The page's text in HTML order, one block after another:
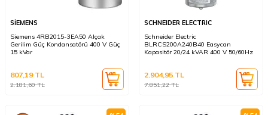
SİEMENS
Siemens 4RB2015-3EA50 Alçak
Gerilim Güç Kondansatörü 400 V Güç
15 kVar
2.181,60TL
807,19TL
SCHNEIDER ELECTRIC
Schneider Electric
BLRCS200A240B40 Easycan
Kapasitör 20/24 kVAR 400 V 50/60Hz
7.851,22TL
2.904,95 TL